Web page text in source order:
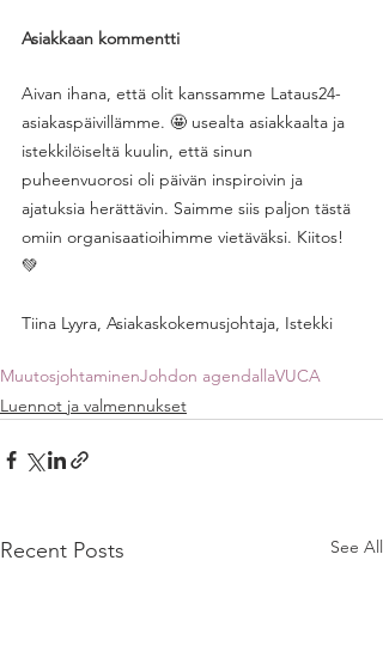
Asiakkaan kommentti
Aivan ihana, että olit kanssamme Lataus24-
asiakaspäivillämme. 🤩 usealta asiakkaalta ja
istekkilöiseltä kuulin, että sinun
puheenvuorosi oli päivän inspiroivin ja
ajatuksia herättävin. Saimme siis paljon tästä
omiin organisaatioihimme vietäväksi. Kiitos!
💚
Tiina Lyyra, Asiakaskokemusjohtaja, Istekki
MuutosjohtaminenJohdon agendallaVUCA
Luennot ja valmennukset
Recent Posts See All